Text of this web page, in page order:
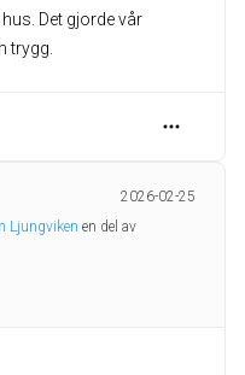
Det gjorde vår
trygg.
2026-02-25
Ljungviken en del av